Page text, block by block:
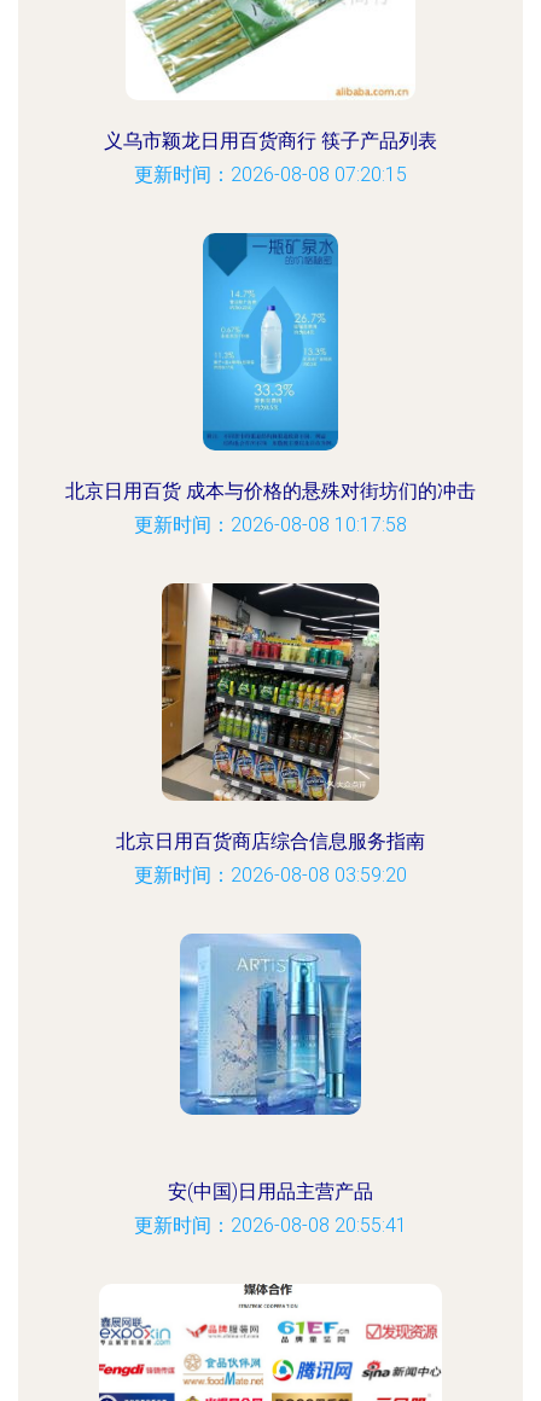
义乌市颖龙日用百货商行 筷子产品列表
更新时间：2026-08-08 07:20:15
北京日用百货 成本与价格的悬殊对街坊们的冲击
更新时间：2026-08-08 10:17:58
北京日用百货商店综合信息服务指南
更新时间：2026-08-08 03:59:20
安(中国)日用品主营产品
更新时间：2026-08-08 20:55:41